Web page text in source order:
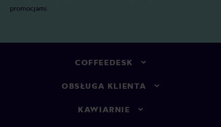
promocjami.
COFFEEDESK
OBSŁUGA KLIENTA
KAWIARNIE